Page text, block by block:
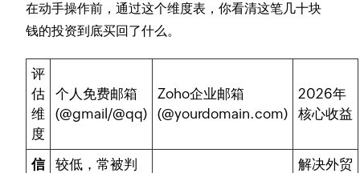
在动手操作前，通过这个维度表，你看清这笔几十块
钱的投资到底买回了什么。
评
估
维
度
个人免费邮箱
(@gmail/@qq)
Zoho企业邮箱
(@yourdomain.com)
2026年
核心收益
信
较低，常被判
解决外贸